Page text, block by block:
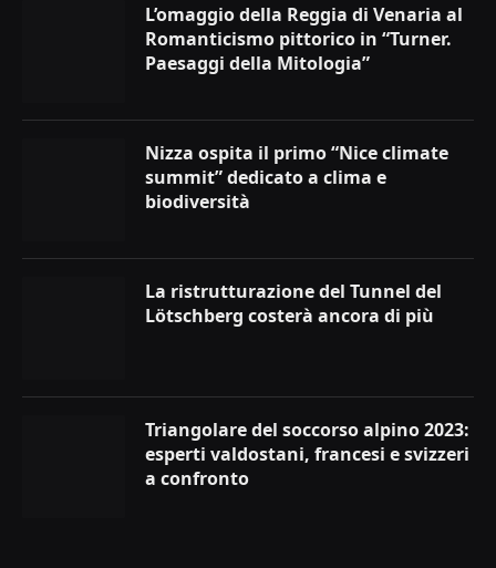
L’omaggio della Reggia di Venaria al
Romanticismo pittorico in “Turner.
Paesaggi della Mitologia”
Nizza ospita il primo “Nice climate
summit” dedicato a clima e
biodiversità
La ristrutturazione del Tunnel del
Lötschberg costerà ancora di più
Triangolare del soccorso alpino 2023:
esperti valdostani, francesi e svizzeri
a confronto